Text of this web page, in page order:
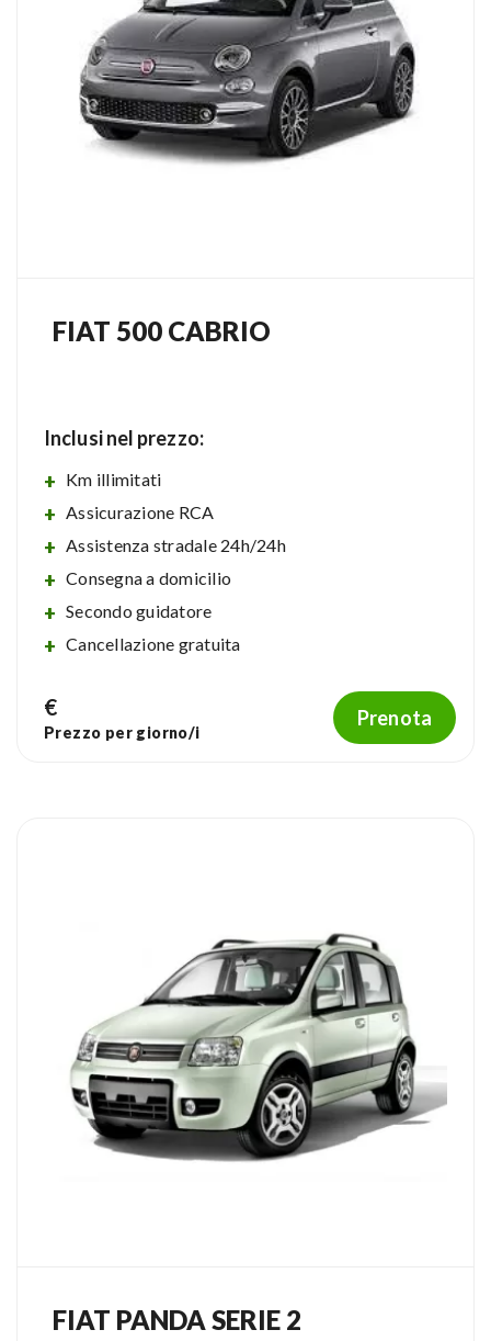
FIAT 500 CABRIO
Inclusi nel prezzo:
Km illimitati
Assicurazione RCA
Assistenza stradale 24h/24h
Consegna a domicilio
Secondo guidatore
Cancellazione gratuita
€
Prezzo per giorno/i
Prenota
FIAT PANDA SERIE 2